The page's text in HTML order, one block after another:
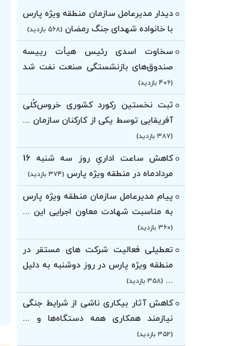
دیدار مدیرعامل سازمان منطقه ویژه پارس
با خانواده شهدای جنگ رمضان (۵۶۸ بازدید)
سخاوت اسدی رئیس هیأت‌ رییسه
صندوق‌های بازنشستگی صنعت نفت شد
(۴۰۶ بازدید)
ثبت نخستین رکورد کشوری خروس‌کُلی
آفریقایی توسط یکی از کارکنان سازمان ...
(۳۸۷ بازدید)
کاهش ساعت اداریِ روز سه شنبه 16
مردادماه در منطقه ویژه پارس (۳۷۴ بازدید)
پیام مدیرعامل سازمان منطقه ویژه پارس
به مناسبت شهادت معاون اجرایی این ...
(۳۶۰ بازدید)
تعطیلی فعالیت شرکت های مستقر در
منطقه ویژه پارس در روز دوشنبه به دلیل
... (۳۵۸ بازدید)
کاهش آثار بیکاری ناشی از شرایط جنگی
نیازمند همکاری همه دستگاه‌ها و ...
(۳۵۲ بازدید)